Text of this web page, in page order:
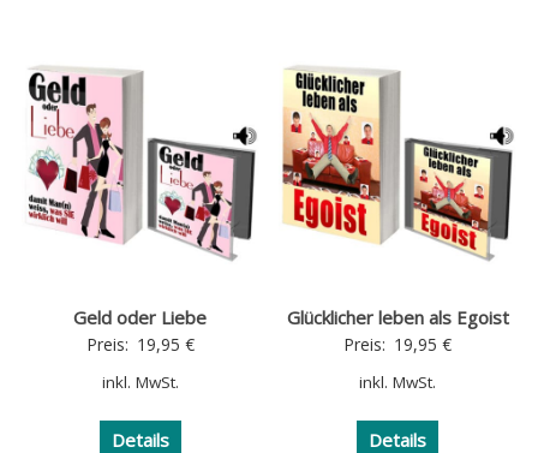
Geld oder Liebe
Preis: 19,95 €
inkl. MwSt.
Details
Glücklicher leben als Egoist
Preis: 19,95€
inkl. MwSt.
Details